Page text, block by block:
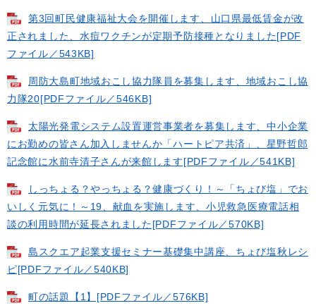
第3回町民健康福祉大会を開催します、山口県最低賃金が改
正されました、水痘ワクチンが定期予防接種となりました[PDF
ファイル／543KB]
周防大島町地域おこし協力隊員を募集します、地域おこし協
力隊20[PDFファイル／546KB]
太陽光発電システム設置運営事業者を募集します、中小企業
にお勤めの皆さん加入しませんか「ハートピア共済」、星野哲郎
記念館に水前寺清子さんが来館します[PDFファイル／541KB]
しっちょる？やっちょる？健康づくり！～「ちょび塩」でお
いしく元気に！～19、献血を実施します、小児救急医療電話相
談の利用時間が延長されました[PDFファイル／570KB]
島スクエア起業支援セミナー基礎集中講座、ちょび塩秋レシ
ピ[PDFファイル／540KB]
町の話題【1】[PDFファイル／576KB]